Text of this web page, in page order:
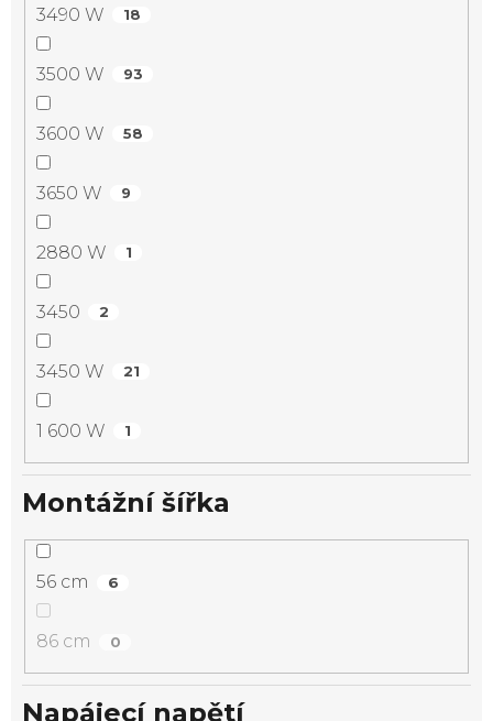
3490 W 18
3500 W 93
3600 W 58
3650 W 9
2880 W 1
3450 2
3450 W 21
1 600 W 1
Montážní šířka
56 cm 6
86 cm 0
Napájecí napětí